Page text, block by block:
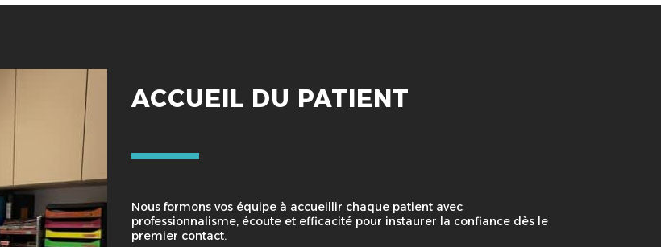
ACCUEIL DU PATIENT
Nous formons vos équipe à accueillir chaque patient avec
professionnalisme, écoute et efficacité pour instaurer la confiance dès le
premier contact.